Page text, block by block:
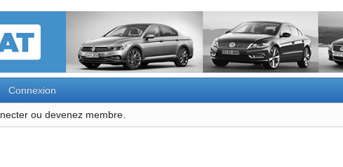
Connexion
ou devenez membre.